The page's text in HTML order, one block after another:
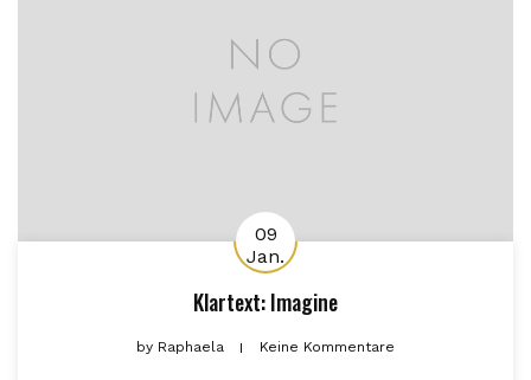
09
Jan.
Klartext: Imagine
by Raphaela Keine Kommentare